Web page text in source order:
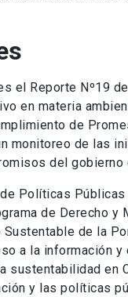
el Reporte Nº19
en materia
de
monitoreo de las
del gobierno
Políticas
de Derecho y
de la
a la información
sustentabilidad en
y las políticas